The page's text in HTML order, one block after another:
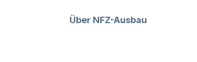
Über NFZ-Ausbau